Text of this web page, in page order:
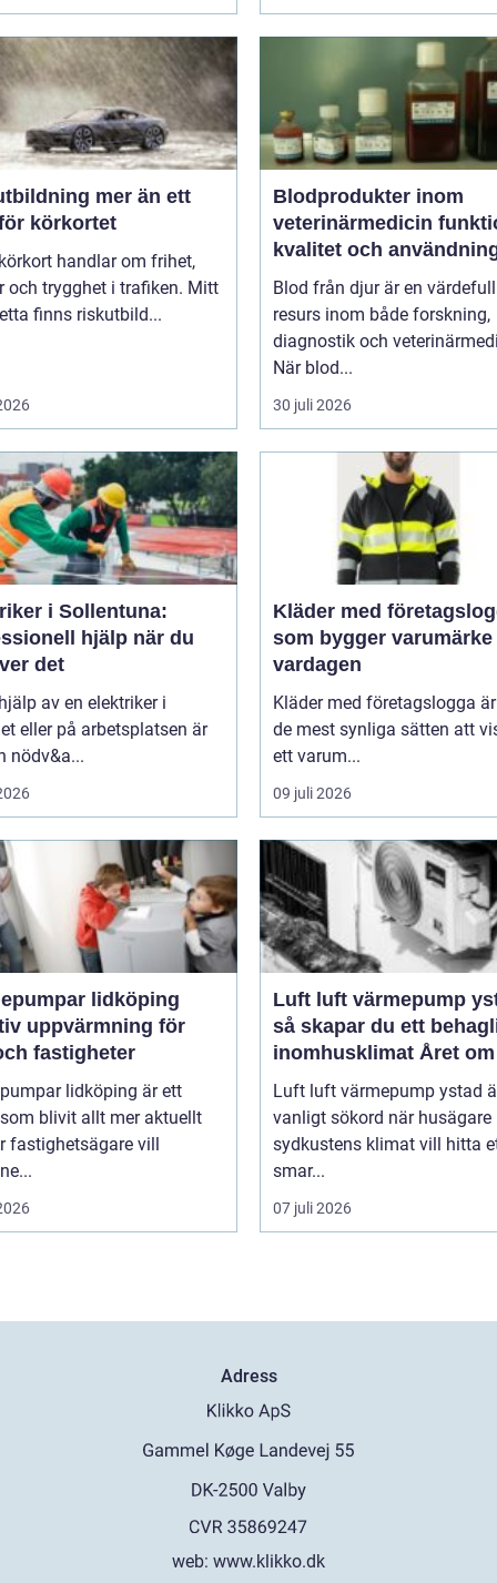
mer än ett
körkortet
handlar om frihet,
och trygghet i trafiken. Mitt
finns riskutbild...
Blodprodukter inom
veterinärmedicin funktion,
kvalitet och
Blod från djur är en värdefull
resurs inom både forskning,
diagnostik och
När blod...
30 juli 2026
i Sollentuna:
hjälp när du
det
av en elektriker i
eller på arbetsplatsen är
nödv&a...
Kläder med
som bygger varumärke
vardagen
Kläder med företagslogga
de mest synliga sätten att
ett varum...
09 juli 2026
lidköping
uppvärmning för
fastigheter
lidköping är ett
blivit allt mer aktuellt
fastighetsägare vill
Luft luft värmepump
så skapar du ett
inomhusklimat Året om
Luft luft värmepump ystad
vanligt sökord när husägare
sydkustens klimat vill hitta
smar...
07 juli 2026
Adress
web: www.klikko.dk